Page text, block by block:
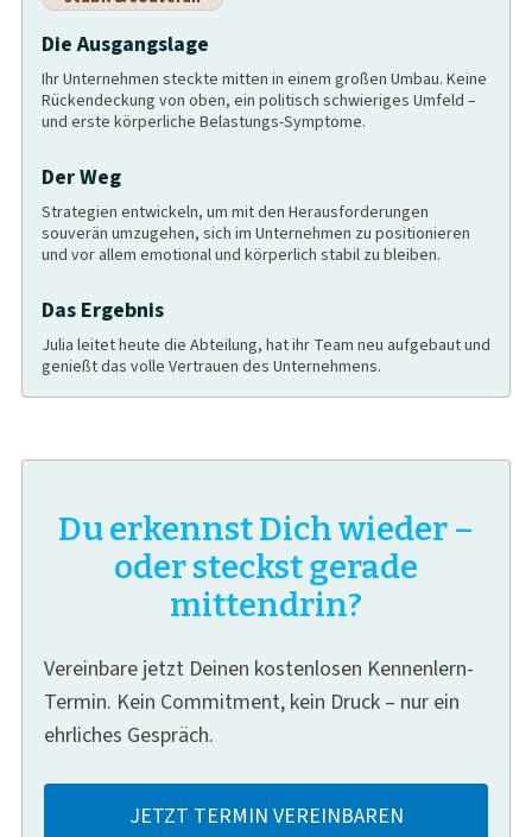
Die Ausgangslage
Ihr Unternehmen steckte mitten in einem großen Umbau. Keine
Rückendeckung von oben, ein politisch schwieriges Umfeld –
und erste körperliche Belastungs-Symptome.
Der Weg
Strategien entwickeln, um mit den Herausforderungen
souverän umzugehen, sich im Unternehmen zu positionieren
und vor allem emotional und körperlich stabil zu bleiben.
Das Ergebnis
Julia leitet heute die Abteilung, hat ihr Team neu aufgebaut und
genießt das volle Vertrauen des Unternehmens.
Du erkennst Dich wieder –
oder steckst gerade
mittendrin?
Vereinbare jetzt Deinen kostenlosen Kennenlern-
Termin. Kein Commitment, kein Druck – nur ein
ehrliches Gespräch.
JETZT TERMIN VEREINBAREN